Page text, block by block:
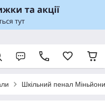
Шкільний пенал